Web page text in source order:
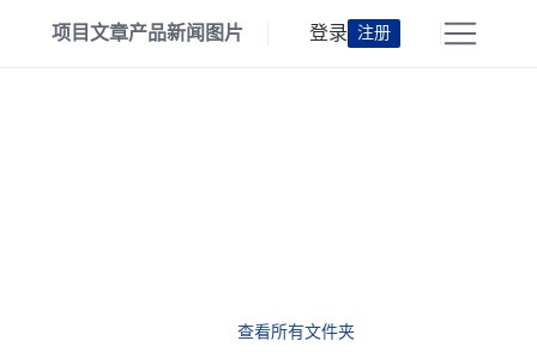
项目文章产品新闻 图片 登录 注册
查看所有文件夹